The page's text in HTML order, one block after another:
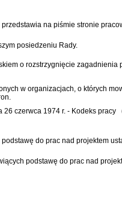
na piśmie stronie
posiedzeniu Rady.
o rozstrzygnięcie zagadnienia
w organizacjach, o których
26 czerwca 1974 r. - Kodeks pracy
do prac nad projektem
podstawę do prac nad